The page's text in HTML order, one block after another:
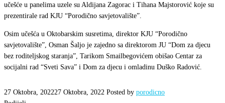
učešće u panelima uzele su Aldijana Zagorac i Tihana Majstorović koje su
prezentirale rad KJU “Porodično savjetovalište”.
Osim učešća u Oktobarskim susretima, direktor KJU “Porodično
savjetovalište”, Osman Šaljo je zajedno sa direktorom JU “Dom za djecu
bez roditeljskog staranja”, Tarikom Smailbegovićem obišao Centar za
socijalni rad “Sveti Sava” i Dom za djecu i omladinu Duško Radović.
27 Oktobra, 202227 Oktobra, 2022 Posted by porodicno